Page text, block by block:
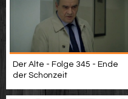
Der Alte - Folge 345 - Ende
der Schonzeit